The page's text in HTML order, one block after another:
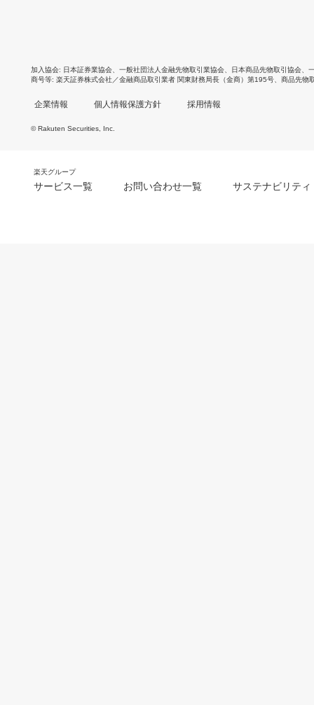
加入協会 日本証券業協会 一般社団法人金融先物取引業協会 日本商品先物取引協会
商号等 楽天証券株式会社／金融商品取引業者 関東財務局長（金商）第195号、商品先物
企業情報 個人情報保護方針 採用情報
© Rakuten Securities, Inc.
楽天グループ
サービス一覧 お問い合わせ一覧 サステナビリティ